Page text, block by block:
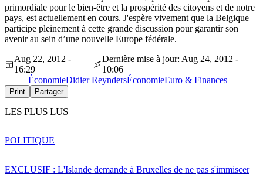
primordiale pour le bien-être et la prospérité des citoyens et de notre
pays, est actuellement en cours. J'espère vivement que la Belgique
participe pleinement à cette grande discussion pour garantir son
avenir au sein d’une nouvelle Europe fédérale.
Aug 22, 2012 -
16:29
Dernière mise à jour: Aug 24, 2012 -
10:06
ÉconomieDidier ReyndersÉconomieEuro & Finances
Print Partager
LES PLUS LUS
EXCLUSIF : L'Islande demande à Bruxelles de ne pas s'immiscer
POLITIQUE